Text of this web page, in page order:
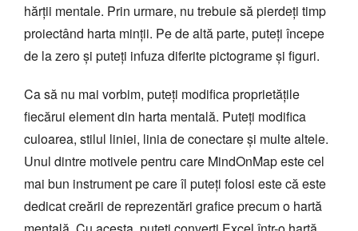
hărții mentale. Prin urmare, nu trebuie să pierdeți timp
proiectând harta minții. Pe de altă parte, puteți începe
de la zero și puteți infuza diferite pictograme și figuri.
Ca să nu mai vorbim, puteți modifica proprietățile
fiecărui element din harta mentală. Puteți modifica
culoarea, stilul liniei, linia de conectare și multe altele.
Unul dintre motivele pentru care MindOnMap este cel
mai bun instrument pe care îl puteți folosi este că este
dedicat creării de reprezentări grafice precum o hartă